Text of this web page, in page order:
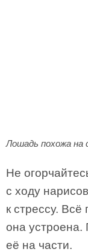
Лошадь похожа на
Не
с ходу
к стрессу. Всё
она устроена.
её на части.